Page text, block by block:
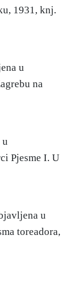
1931, knj.
u
na
u
Pjesme I. U
u
toreadora,